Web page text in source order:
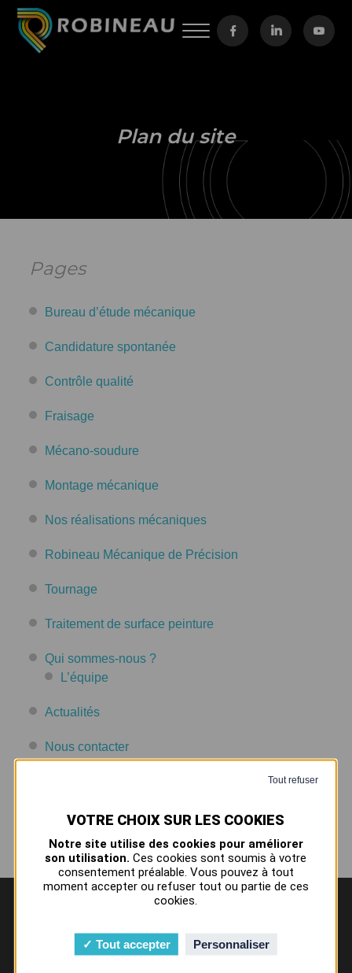
Plan du site
Pages
Bureau d’étude mécanique
Candidature spontanée
Contrôle qualité
Fraisage
Mécano-soudure
Montage mécanique
Nos réalisations mécaniques
Robineau Mécanique de Précision
Tournage
Traitement de surface peinture
Qui sommes-nous ?
L’équipe
Actualités
Nous contacter
Plan du site
Notre site utilise des cookies pour améliorer
son utilisation. Ces cookies sont soumis à votre
consentement préalable. Vous pouvez à tout
moment accepter ou refuser tout ou partie de ces
cookies.
Tout accepter
Tout refuser
Personnaliser